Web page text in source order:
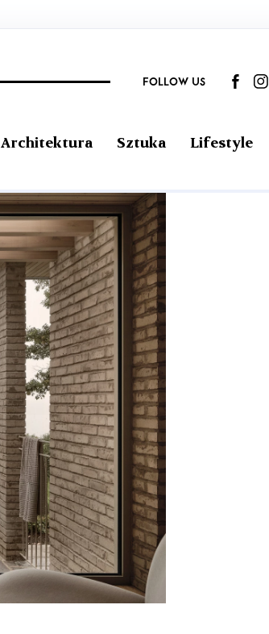
FOLLOW US
Architektura Sztuka Lifestyle